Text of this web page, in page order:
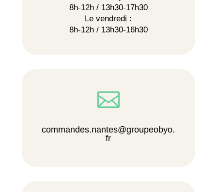
8h-12h / 13h30-17h30
Le vendredi :
8h-12h / 13h30-16h30

commandes.nantes@groupeobyo.
fr